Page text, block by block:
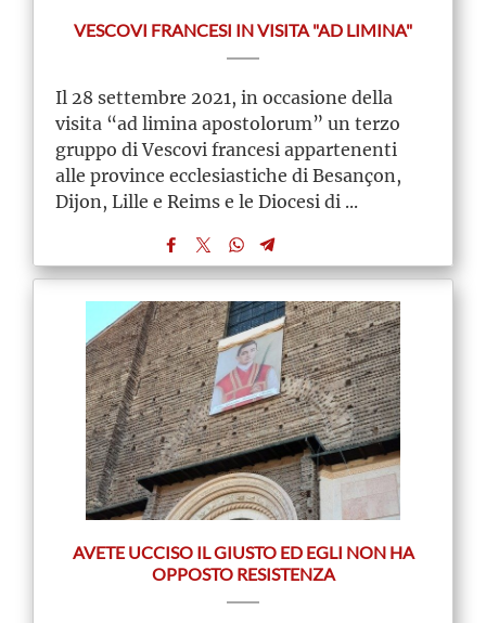
VESCOVI FRANCESI IN VISITA "AD LIMINA"
Il 28 settembre 2021, in occasione della
visita “ad limina apostolorum” un terzo
gruppo di Vescovi francesi appartenenti
alle province ecclesiastiche di Besançon,
Dijon, Lille e Reims e le Diocesi di ...
AVETE UCCISO IL GIUSTO ED EGLI NON HA
OPPOSTO RESISTENZA